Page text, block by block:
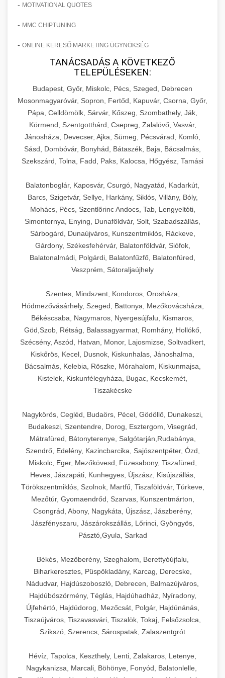
- MOTIVATIONAL QUOTES
- MMC CHIPTUNING
- ONLINE KERESŐ MARKETING ÜGYNÖKSÉG
TANÁCSADÁS A KÖVETKEZŐ
TELEPÜLÉSEKEN:
Budapest, Győr, Miskolc, Pécs, Szeged, Debrecen
Mosonmagyaróvár, Sopron, Fertőd, Kapuvár, Csorna, Győr,
Pápa, Celldömölk, Sárvár, Kőszeg, Szombathely, Ják,
Körmend, Szentgotthárd, Csepreg, Zalalövő, Vasvár,
Jánosháza, Devecser, Ajka, Sümeg, Pécsvárad, Komló,
Sásd, Dombóvár, Bonyhád, Bátaszék, Baja, Bácsalmás,
Szekszárd, Tolna, Fadd, Paks, Kalocsa, Hőgyész, Tamási
Balatonboglár, Kaposvár, Csurgó, Nagyatád, Kadarkút,
Barcs, Szigetvár, Sellye, Harkány, Siklós, Villány, Bóly,
Mohács, Pécs, Szentlőrinc Andocs, Tab, Lengyeltóti,
Simontornya, Enying, Dunaföldvár, Solt, Szabadszállás,
Sárbogárd, Dunaújváros, Kunszentmiklós, Ráckeve,
Gárdony, Székesfehérvár, Balatonföldvár, Siófok,
Balatonalmádi, Polgárdi, Balatonfűzfő, Balatonfüred,
Veszprém, Sátoraljaújhely
Szentes, Mindszent, Kondoros, Orosháza,
Hódmezővásárhely, Szeged, Battonya, Mezőkovácsháza,
Békéscsaba, Nagymaros, Nyergesújfalu, Kismaros,
Göd,Szob, Rétság, Balassagyarmat, Romhány, Hollókő,
Szécsény, Aszód, Hatvan, Monor, Lajosmizse, Soltvadkert,
Kiskőrös, Kecel, Dusnok, Kiskunhalas, Jánoshalma,
Bácsalmás, Kelebia, Röszke, Mórahalom, Kiskunmajsa,
Kistelek, Kiskunfélegyháza, Bugac, Kecskemét,
Tiszakécske
Nagykörös, Cegléd, Budaörs, Pécel, Gödöllő, Dunakeszi,
Budakeszi, Szentendre, Dorog, Esztergom, Visegrád,
Mátrafüred, Bátonyterenye, Salgótarján,Rudabánya,
Szendrő, Edelény, Kazincbarcika, Sajószentpéter, Ózd,
Miskolc, Eger, Mezőkövesd, Füzesabony, Tiszafüred,
Heves, Jászapáti, Kunhegyes, Újszász, Kisújszállás,
Törökszentmiklós, Szolnok, Martfű, Tiszaföldvár, Túrkeve,
Mezőtúr, Gyomaendrőd, Szarvas, Kunszentmárton,
Csongrád, Abony, Nagykáta, Újszász, Jászberény,
Jászfényszaru, Jászárokszállás, Lőrinci, Gyöngyös,
Pásztó,Gyula, Sarkad
Békés, Mezőberény, Szeghalom, Berettyóújfalu,
Biharkeresztes, Püspökladány, Karcag, Derecske,
Nádudvar, Hajdúszoboszló, Debrecen, Balmazújváros,
Hajdúböszörmény, Téglás, Hajdúhadház, Nyíradony,
Újfehértó, Hajdúdorog, Mezőcsát, Polgár, Hajdúnánás,
Tiszaújváros, Tiszavasvári, Tiszalök, Tokaj, Felsőzsolca,
Szikszó, Szerencs, Sárospatak, Zalaszentgrót
Hévíz, Tapolca, Keszthely, Lenti, Zalakaros, Letenye,
Nagykanizsa, Marcali, Böhönye, Fonyód, Balatonlelle,